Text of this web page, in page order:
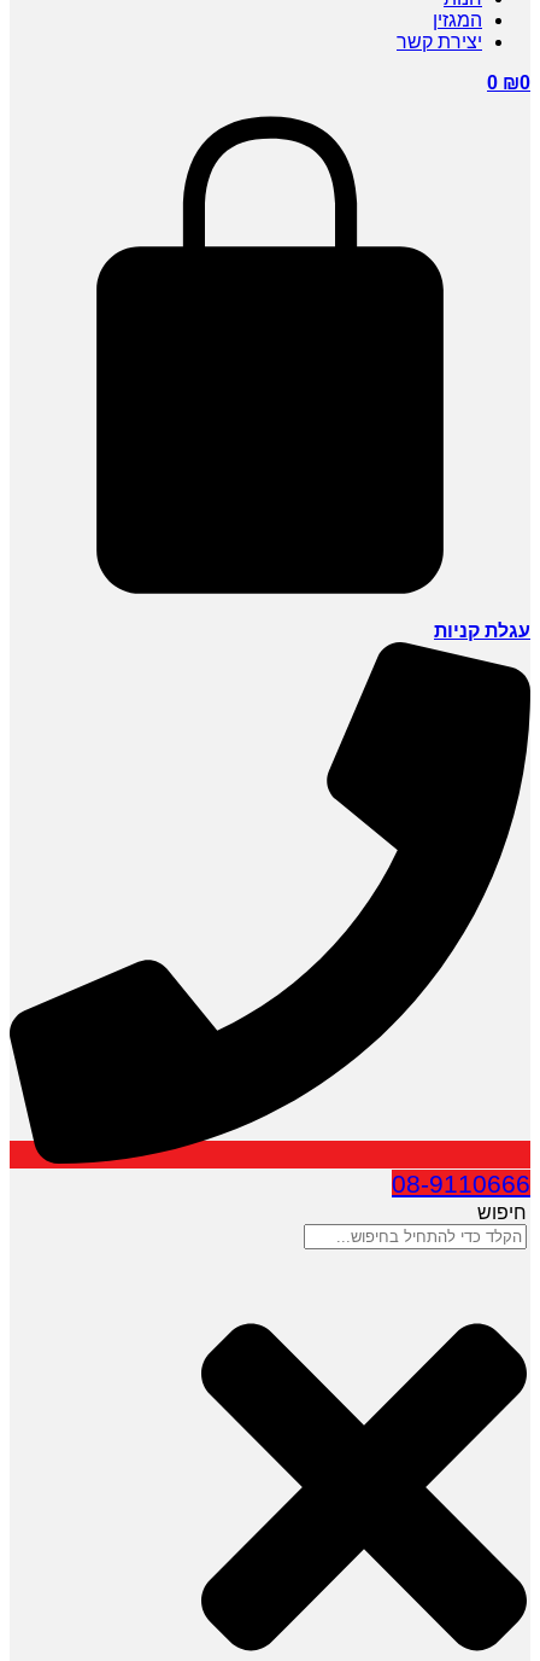
המגזין
יצירת קשר
₪0
0
עגלת קניות
08-9110666
חיפוש